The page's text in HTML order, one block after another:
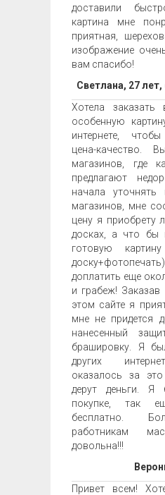
доставили
картина мне
приятная,
изображение
вам спасибо!
Светлана, 27
Хотела заказать
особенную
интернете,
цена-качество.
магазинов, где
предлагают
начала
магазинов, мне
цену я приобрету
досках, а что бы
готовую
доплатить еще
и грабеж!
этом сайте я
мне не придется
нанесенный
брашировку. Я
других
оказалось за
дерут деньги. Я
покупке, так
бесплатно.
работникам
довольна!!!
Привет всем!